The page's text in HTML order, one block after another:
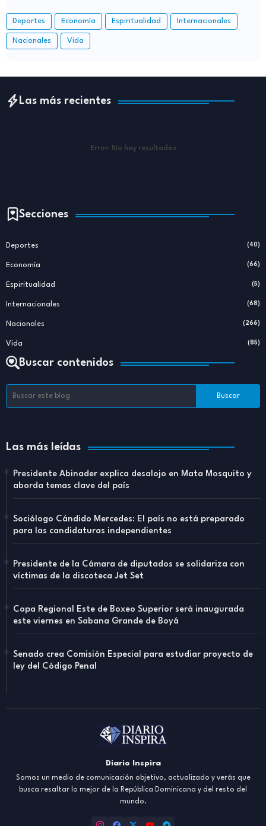
Deportes Economía Espiritualidad Internacionales
Nacionales Vida
Las más recientes
Error: No hay resultados
Secciones
Deportes (40)
Economía (66)
Espiritualidad (5)
Internacionales (68)
Nacionales (266)
Vida (85)
Buscar contenidos
Las más leídas
Presidente Abinader explica desalojo en Mata Mosquito y
aborda temas clave del país
Sociólogo Cándido Mercedes: El país no está preparado
para las candidaturas independientes
Presidente de la Cámara de diputados se solidariza con
víctimas de la discoteca Jet Set
Copa Regional Este de Boxeo Superior será inaugurada
este viernes en Sabana Grande de Boyá
Senado crea Comisión Especial para estudiar proyecto de
ley del Código Penal
Diario Inspira
Somos un medio de comunicación objetivo, actualizado y verás que
busca resaltar lo mejor de la República Dominicana y del resto del
mundo.